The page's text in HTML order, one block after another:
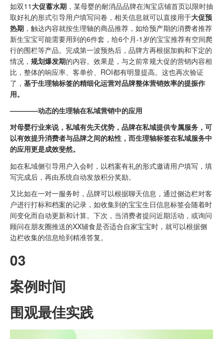
如双11 大促蓄水期 ，某母婴的耐消品品牌在淘宝店铺首页以限时抽
取好礼的形式引导用户填写问卷，相关信息就可以直接用于大促预
热期 ，触达内容就按生理轴的商品推荐，如给预产期的消费者推荐
新生宝宝可能需要用到的6件套，给6个月-1岁的宝宝推荐有空间爬
行的围栏等产品。完成第一波预热后，品牌方再根据加购和下定的
情况， 规划爆发期的内容。效果是，与之前常规大促的营销内容相
比，整体的响应率、客单价、ROI都有明显提高。这也再次验证
了， 基于生理轴标签的精细化运营对品牌整体营销效率的提振作
用。
————动态的生理轴在私域营销中的应用
对母婴行业来说，私域有先天优势，品牌在私域提供专属服务，可
以有效提升消费者与品牌之间的粘性，而生理轴标签在私域服务中
的应用更是成效斐然。
如在私域侧引导用户入会时，以档案有礼的形式邀请用户填写，填
写完成后，再由系统自动发放积分奖励。
又比如在一对一服务时，品牌可以根据聊天信息，通过侧边栏对客
户进行打标和档案的记录，如收集到的宝宝生日信息标签会随着时
间变化而自动更新和计算。下次，当消费者提问近期活动，或询问
顾问在朋友圈推送的XX辅食是否适合自家宝宝时，就可以根据侧
边栏收集的信息给到精准答复。
03
案例时间
围观最佳实践